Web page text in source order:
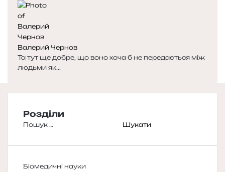
Валерий Чернов
Та тут ще добре, що воно хоча б не передається між
людьми як...
Розділи
Пошук:
Біомедичні науки